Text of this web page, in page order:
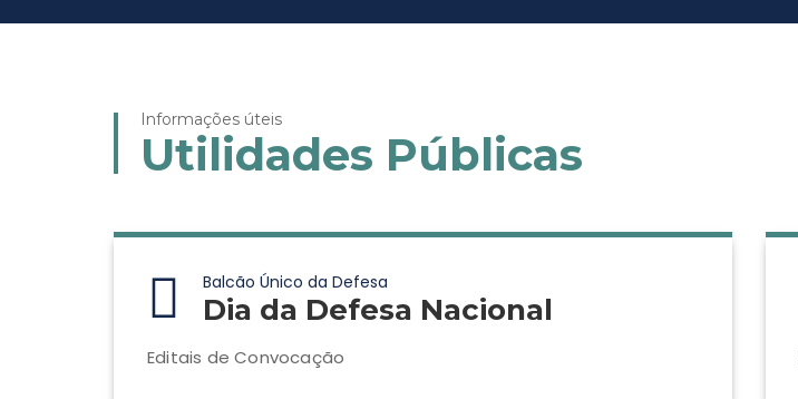
Informações úteis
Utilidades Públicas
Balcão Único da Defesa
Dia da Defesa Nacional
Editais de Convocação